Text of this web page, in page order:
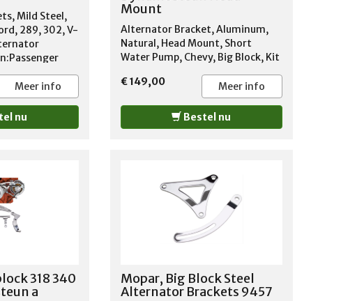
Mild Steel,
289, 302, V-
brackets
head
Meer info
nu
Mount
Alternator Bracket, Aluminum,
Natural, Head Mount, Short
Water Pump, Chevy, Big Block, Kit
€ 149,00
Meer info
Bestel nu
318 340
a
Mopar, Big Block Steel
Alternator Brackets 9457